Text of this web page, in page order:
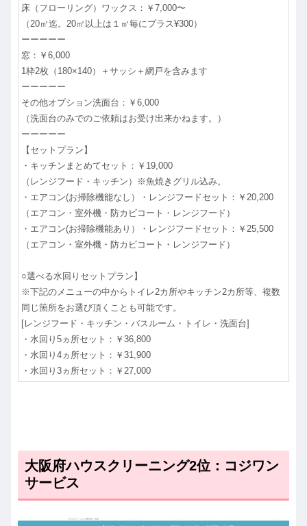
床（フローリング）ワックス：￥7,000〜
（20㎡迄。20㎡以上は１㎡毎にプラス¥300）
ーーーーー
窓：￥6,000
1枠2枚（180×140）＋サッシ＋網戸を含みます
ーーーーー
その他オプション洗面台：￥6,000
（洗面台のみでのご依頼はお受け出来かねます。）
ーーーーー
【セットプラン】
・キッチンまとめてセット：￥19,000
（レンジフード・キッチン）※魚焼きグリル込み。
・エアコン(お掃除機能なし）・レンジフードセット：￥20,200
（エアコン・室外機・防カビコート・レンジフード）
・エアコン(お掃除機能あり）・レンジフードセット：￥25,500
（エアコン・室外機・防カビコート・レンジフード）
○選べる水回りセットプラン】
※下記のメニューの中からトイレ2カ所やキッチン2カ所等、複数
同じ箇所をお選び頂くことも可能です。
[レンジフード・キッチン・バスルーム・トイレ・洗面台]
・水回り5ヵ所セット：￥36,800
・水回り4ヵ所セット：￥31,900
・水回り3ヵ所セット：￥27,000
大阪府ハウスクリーニング2位：コジワン
サービス